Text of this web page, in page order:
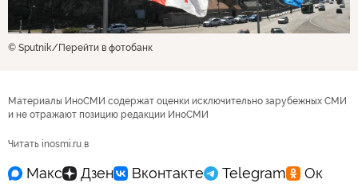
© Sputnik Перейти в фотобанк
Материалы ИноСМИ содержат оценки исключительно зарубежных СМИ
и не отражают позицию редакции ИноСМИ
Читать inosmi.ru в